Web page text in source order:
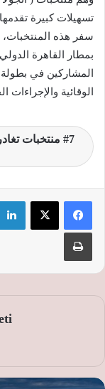
تسهيلات كبيرة
بمطار القاهرة
الوقائية
7 منتخبات